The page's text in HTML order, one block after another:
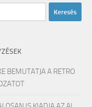
BEMUTATJA A RETRO